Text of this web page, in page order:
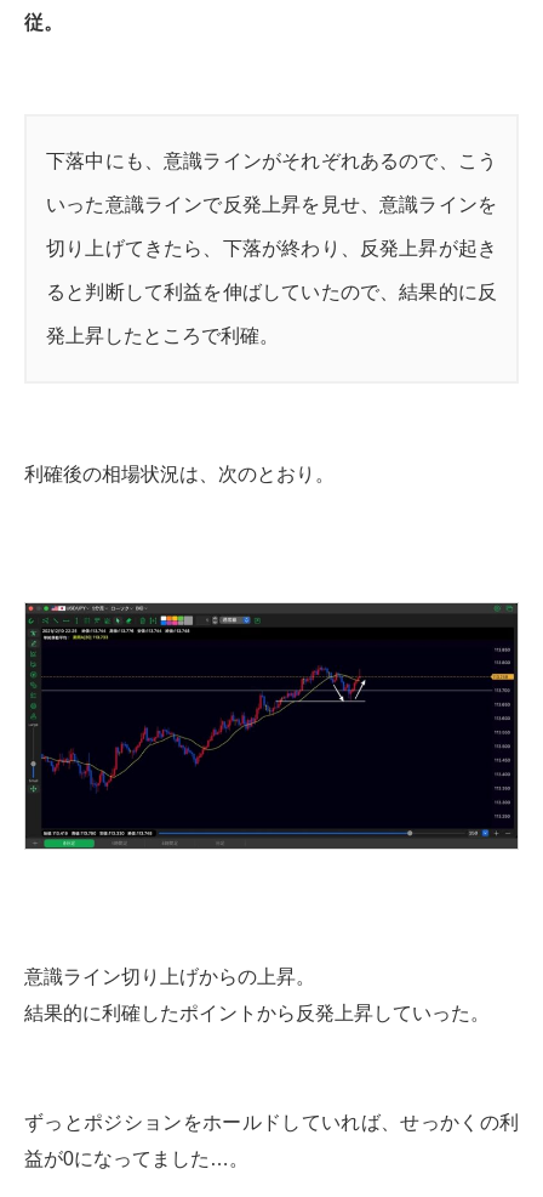
従。
下落中にも、意識ラインがそれぞれあるので、こう
いった意識ラインで反発上昇を見せ、意識ラインを
切り上げてきたら、下落が終わり、反発上昇が起き
ると判断して利益を伸ばしていたので、結果的に反
発上昇したところで利確。
利確後の相場状況は、次のとおり。
意識ライン切り上げからの上昇。
結果的に利確したポイントから反発上昇していった。
ずっとポジションをホールドしていれば、せっかくの利
益が0になってました…。